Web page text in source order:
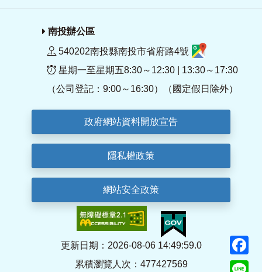
南投辦公區
540202南投縣南投市省府路4號
星期一至星期五8:30～12:30 | 13:30～17:30
（公司登記：9:00～16:30）（國定假日除外）
政府網站資料開放宣告
隱私權政策
網站安全政策
更新日期：2026-08-06 14:49:59.0
累積瀏覽人次：477427569